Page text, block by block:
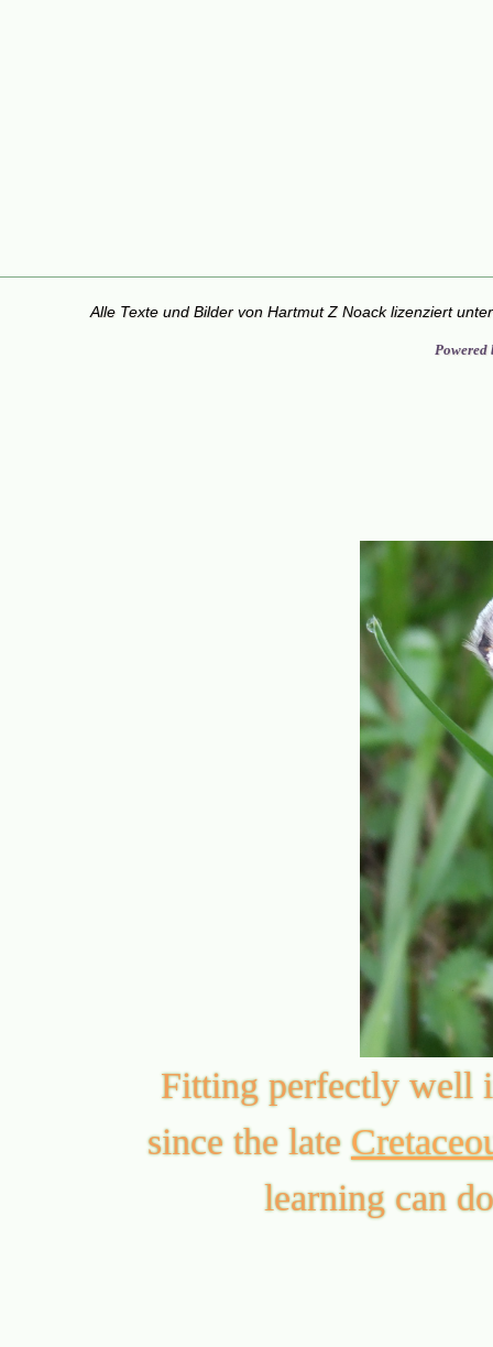
Alle Texte und Bilder von Hartmut Z Noack lizenziert
Powered
Fitting perfectly well
since the late
learning can